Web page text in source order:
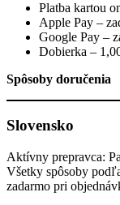
Platba kartou
Apple Pay –
Google Pay –
Dobierka –
Spôsoby doručenia
Slovensko
Aktívny prepravca:
Všetky spôsoby
zadarmo pri